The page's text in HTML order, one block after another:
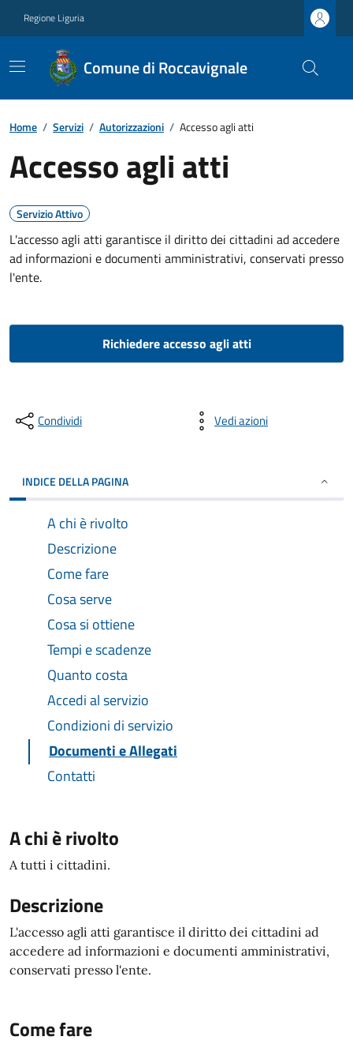
Regione Liguria
Comune di Roccavignale
Home / Servizi / Autorizzazioni / Accesso agli atti
Accesso agli atti
Servizio Attivo
L'accesso agli atti garantisce il diritto dei cittadini ad accedere
ad informazioni e documenti amministrativi, conservati presso
l'ente.
Richiedere accesso agli atti
Condividi Vedi azioni
INDICE DELLA PAGINA
A chi è rivolto
Descrizione
Come fare
Cosa serve
Cosa si ottiene
Tempi e scadenze
Quanto costa
Accedi al servizio
Condizioni di servizio
Documenti e Allegati
Contatti
A chi è rivolto
A tutti i cittadini.
Descrizione
L'accesso agli atti garantisce il diritto dei cittadini ad
accedere ad informazioni e documenti amministrativi,
conservati presso l'ente.
Come fare